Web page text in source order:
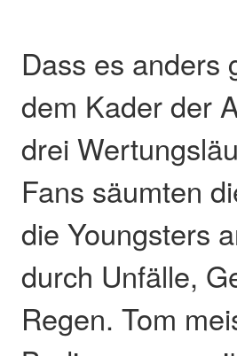
Dass es anders
dem Kader der
drei
Fans säumten
die Youngsters
durch Unfälle,
Regen. Tom